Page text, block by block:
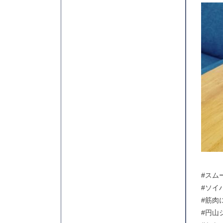
#スム
#ソイ
#筋肉
#円山